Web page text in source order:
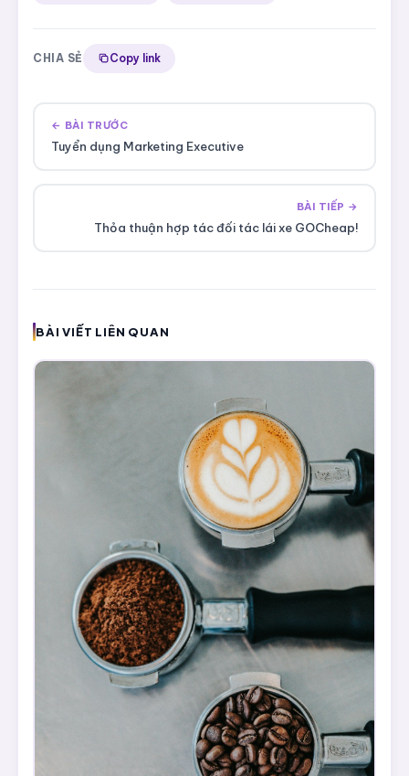
CHIA SẺ Copy link
← BÀI TRƯỚC
Tuyển dụng Marketing Executive
BÀI TIẾP →
Thỏa thuận hợp tác đối tác lái xe GOCheap!
BÀI VIẾT LIÊN QUAN